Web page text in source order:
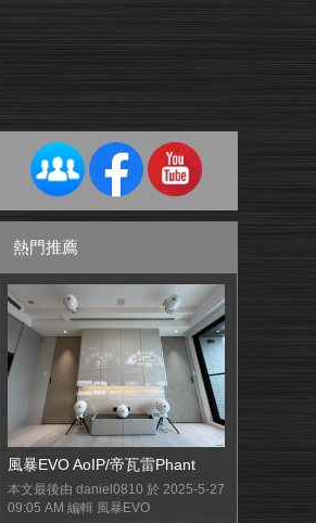
熱門推薦
風暴EVO AoIP/帝瓦雷Phant
本文最後由 daniel0810 於 2025-5-27
09:05 AM 編輯 風暴EVO